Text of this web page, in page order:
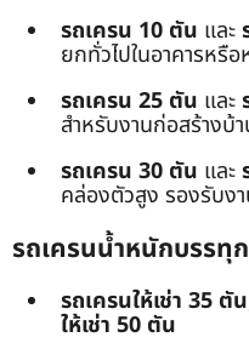
รถเครน 10 ตัน และ
ยกทั่วไปในอาคารหรื
รถเครน 25 ตัน และ
สำหรับงานก่อสร้างบ้
รถเครน 30 ตัน และ
คล่องตัวสูง รองรับง
รถเครนน้ำหนักบรรทุ
รถเครนให้เช่า 35 ตัน
ให้เช่า 50 ตัน